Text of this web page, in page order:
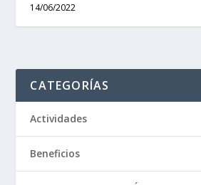
14/06/2022
CATEGORÍAS
Actividades
Beneficios